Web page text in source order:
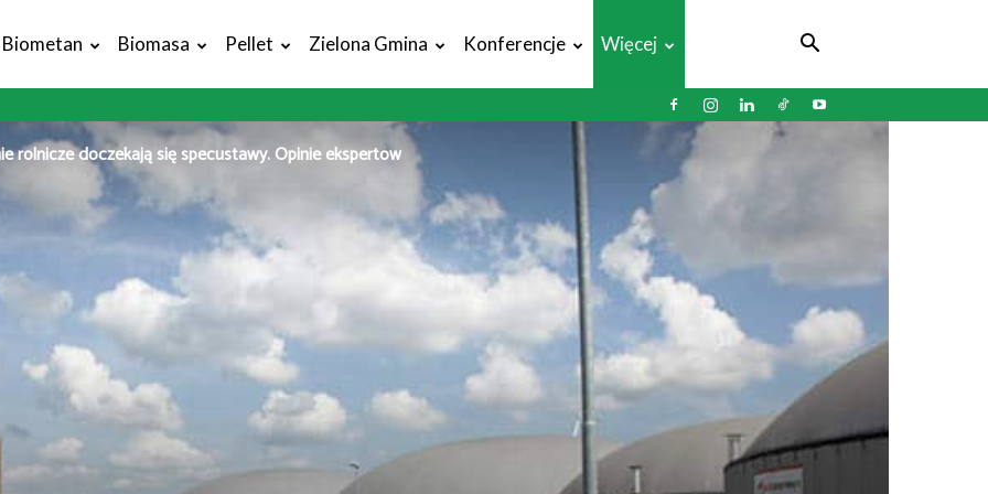
Biometan Biomasa Pellet Zielona Gmina Konferencje Więcej
rolnicze doczekają się specustawy. Opinie ekspertów